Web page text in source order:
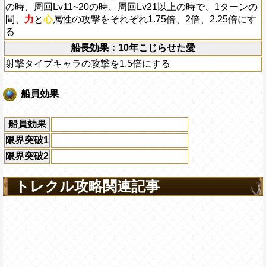
の時、周回Lv11~20の時、周回Lv21以上の時で、1ターンの
間、 力と心属性の攻撃をそれぞれ1.75倍、2倍、2.25倍にす
る
船長効果：10年こじらせた愛
射撃タイプキャラの攻撃を1.5倍にする
船員効果
船員効果
限界突破1
限界突破2
トレクル攻略関連記事